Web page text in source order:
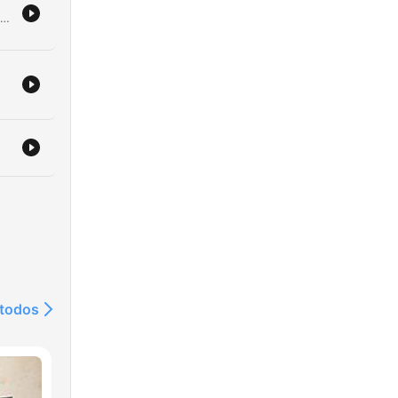
Deze aflevering behandelt twee verschillende strafzaken. Eerst wordt de proformazitting in de zaak Lisa besproken, waarbij de focus ligt op de vraag of politieagenten onrechtmatig gegevens hebben ingezien. Vervolgens staat de moordzaak rondom Peter van Dongen centraal, waarbij financiële uitbuiting door Wijnand de El leidde tot een crimineel plan. De podcast belicht de reconstructie van de aanslag, de tegenstrijdige verklaringen tijdens de rechtszaak en de uiteindelijke veroordelingen die lager uitvielen dan de eisen van het Openbaar Ministerie. Ook wordt ingegaan op de nasleep van de zaak en de mogelijkheid van hoger beroep.